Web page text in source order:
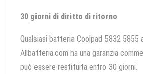
30 giorni di diritto di ritorno
Qualsiasi batteria Coolpad 5832 5855
Allbatteria.com ha una garanzia
può essere restituita entro 30 giorni.